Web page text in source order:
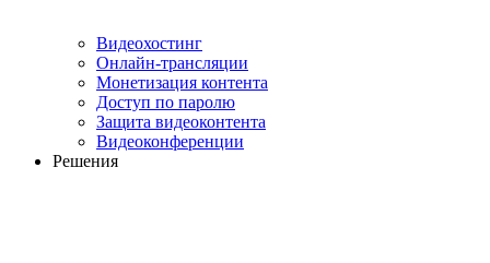
Видеохостинг
Онлайн-трансляции
Монетизация контента
Доступ по паролю
Защита видеоконтента
Видеоконференции
Решения